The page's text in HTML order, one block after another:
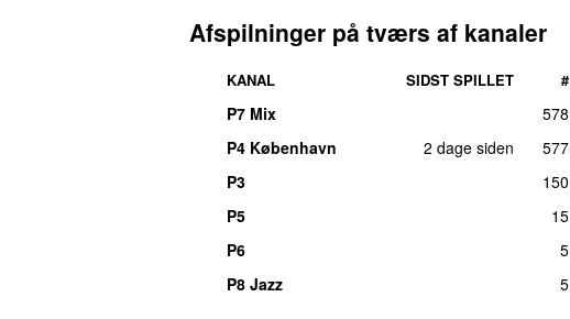
Afspilninger på tværs af kanaler
KANAL SIDST SPILLET #
P7 Mix
578
P4 København
2 dage siden
577
P3
150
P5
15
P6
5
P8 Jazz
5